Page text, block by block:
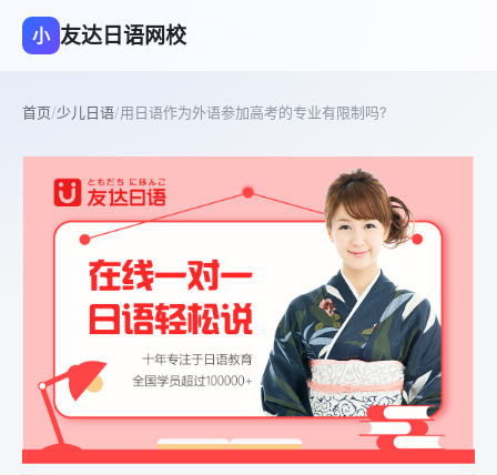
小 友达日语网校
首页/少儿日语/用日语作为外语参加高考的专业有限制吗?